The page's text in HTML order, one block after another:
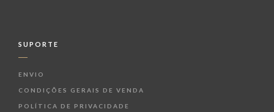
SUPORTE
ENVIO
CONDIÇÕES GERAIS DE VENDA
POLÍTICA DE PRIVACIDADE